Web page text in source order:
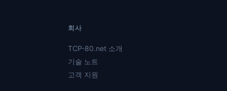
회사
TCP-80.net 소개
기술 노트
고객 지원